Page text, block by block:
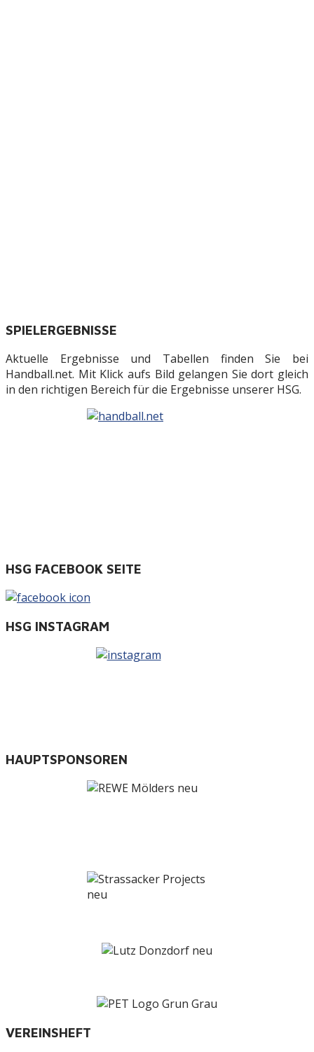
SPIELERGEBNISSE
Aktuelle Ergebnisse und Tabellen finden Sie bei
Handball.net. Mit Klick aufs Bild gelangen Sie dort gleich
in den richtigen Bereich für die Ergebnisse unserer HSG.
HSG FACEBOOK SEITE
HSG INSTAGRAM
HAUPTSPONSOREN
VEREINSHEFT